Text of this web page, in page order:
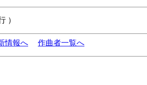
）
情報へ 作曲者一覧へ